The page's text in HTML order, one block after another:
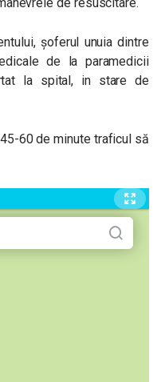
șoferul unuia dintre
de la paramedicii
la spital, in stare de
60 de minute traficul să